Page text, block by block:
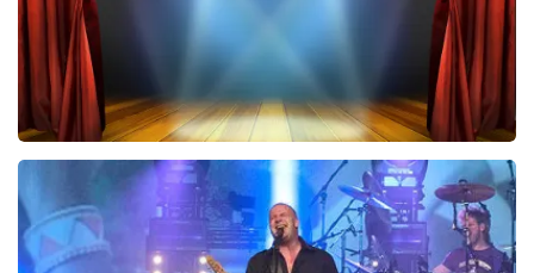
40 45 De Musical
290laatste 30 minuten
BESTEL NU